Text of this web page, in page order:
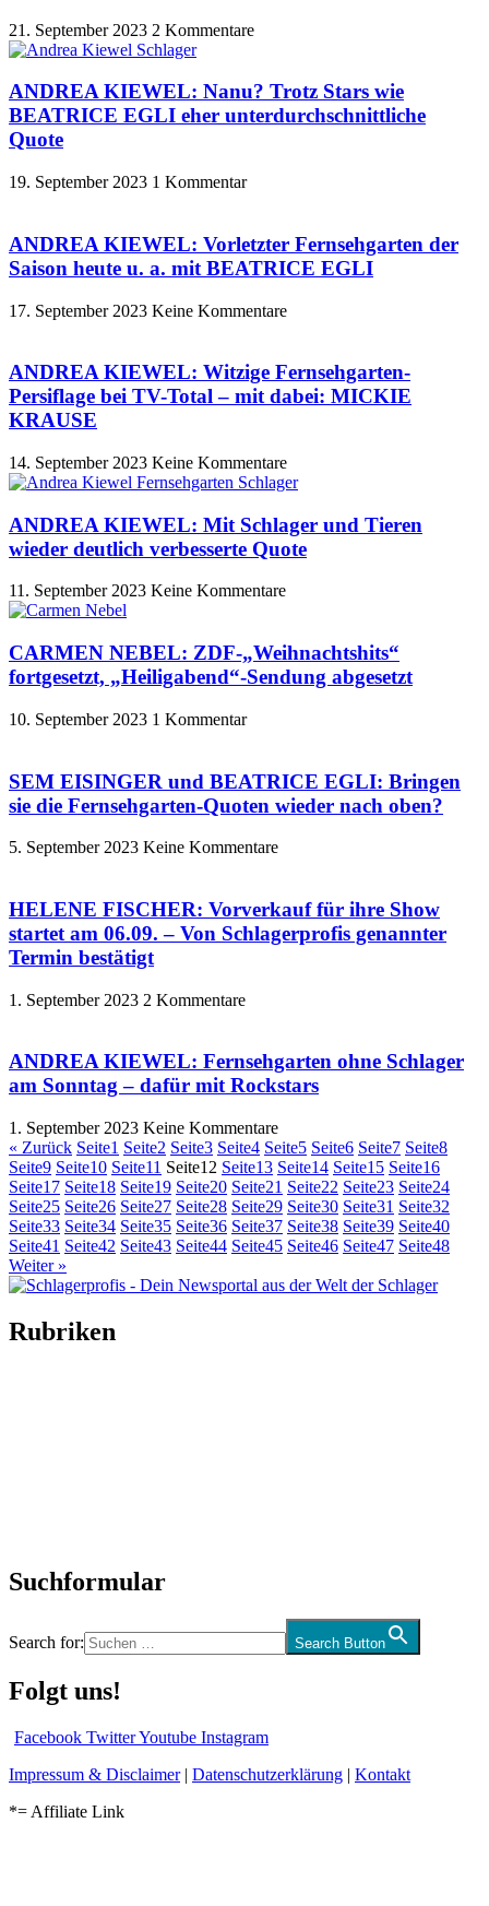
21. September 2023 2 Kommentare
ANDREA KIEWEL: Nanu? Trotz Stars wie
BEATRICE EGLI eher unterdurchschnittliche
Quote
19. September 2023 1 Kommentar
ANDREA KIEWEL: Vorletzter Fernsehgarten der
Saison heute u. a. mit BEATRICE EGLI
17. September 2023 Keine Kommentare
ANDREA KIEWEL: Witzige Fernsehgarten-
Persiflage bei TV-Total – mit dabei: MICKIE
KRAUSE
14. September 2023 Keine Kommentare
ANDREA KIEWEL: Mit Schlager und Tieren
wieder deutlich verbesserte Quote
11. September 2023 Keine Kommentare
CARMEN NEBEL: ZDF-„Weihnachtshits“
fortgesetzt, „Heiligabend“-Sendung abgesetzt
10. September 2023 1 Kommentar
SEM EISINGER und BEATRICE EGLI: Bringen
sie die Fernsehgarten-Quoten wieder nach oben?
5. September 2023 Keine Kommentare
HELENE FISCHER: Vorverkauf für ihre Show
startet am 06.09. – Von Schlagerprofis genannter
Termin bestätigt
1. September 2023 2 Kommentare
ANDREA KIEWEL: Fernsehgarten ohne Schlager
am Sonntag – dafür mit Rockstars
1. September 2023 Keine Kommentare
« Zurück Seite1 Seite2 Seite3 Seite4 Seite5 Seite6 Seite7 Seite8
Seite9 Seite10 Seite11 Seite12 Seite13 Seite14 Seite15 Seite16
Seite17 Seite18 Seite19 Seite20 Seite21 Seite22 Seite23 Seite24
Seite25 Seite26 Seite27 Seite28 Seite29 Seite30 Seite31 Seite32
Seite33 Seite34 Seite35 Seite36 Seite37 Seite38 Seite39 Seite40
Seite41 Seite42 Seite43 Seite44 Seite45 Seite46 Seite47 Seite48
Weiter »
Rubriken
Suchformular
Search for: Search Button
Folgt uns!
Facebook TwitterYoutube Instagram
Impressum & Disclaimer| Datenschutzerklärung | Kontakt
*= Affiliate Link